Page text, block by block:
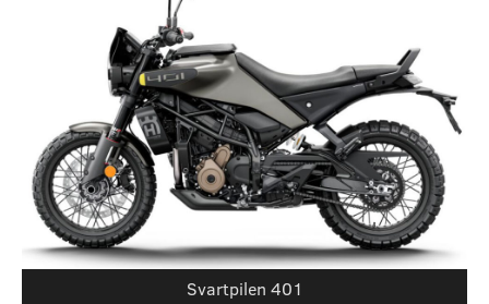
Svartpilen 401